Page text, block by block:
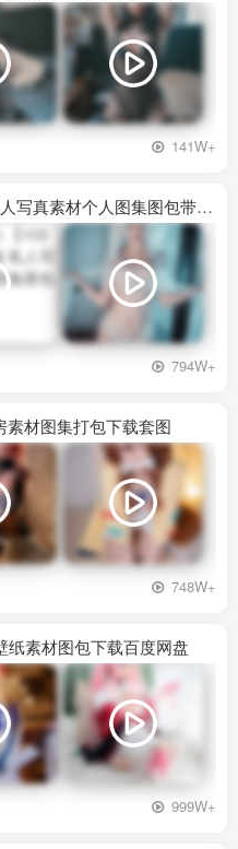
141W+
Zia (지아) 【103套】151视频 私人写真素材个人图集图包带视频
794W+
素材图集打包下载套图
748W+
纸素材图包下载百度网盘
999W+